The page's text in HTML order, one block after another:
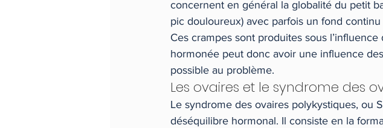
concernent en général la globalité du petit
pic douloureux) avec parfois un fond
Ces crampes sont produites sous
hormonée peut donc avoir une influence
possible au problème.
Les ovaires et le syndrome des
Le syndrome des ovaires polykystiques, ou
déséquilibre hormonal. Il consiste en la